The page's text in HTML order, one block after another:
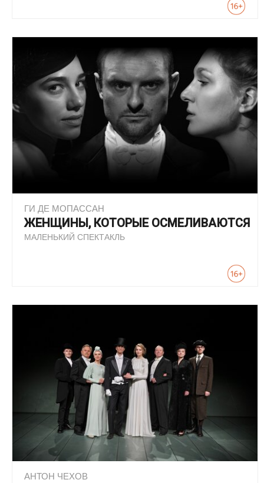
ГИ ДЕ МОПАССАН
ЖЕНЩИНЫ, КОТОРЫЕ ОСМЕЛИВАЮТСЯ
МАЛЕНЬКИЙ СПЕКТАКЛЬ
АНТОН ЧЕХОВ